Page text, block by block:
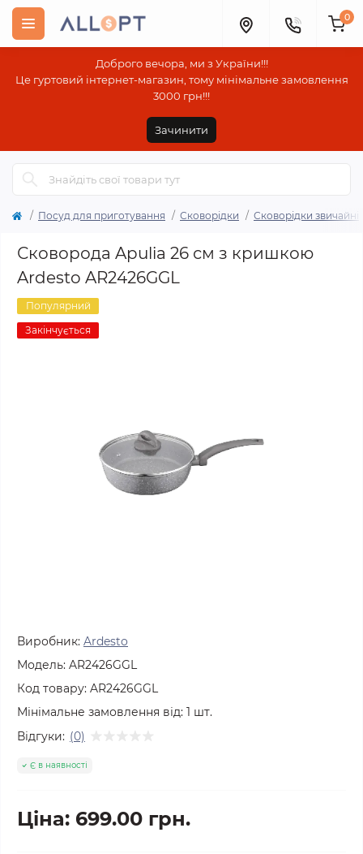
Доброго вечора, ми з України!!!
Це гуртовий інтернет-магазин, тому мінімальне замовлення
3000 грн!!!
Зачинити
0
Посуд для приготування Сковорідки Сковорідки звичайні
Сковорода Apulia 26 см з кришкою
Ardesto AR2426GGL
Популярний
Закінчується
Виробник: Ardesto
Модель: AR2426GGL
Код товару: AR2426GGL
Мінімальне замовлення від: 1 шт.
Відгуки: (0)
Є в наявності
Ціна: 699.00 грн.